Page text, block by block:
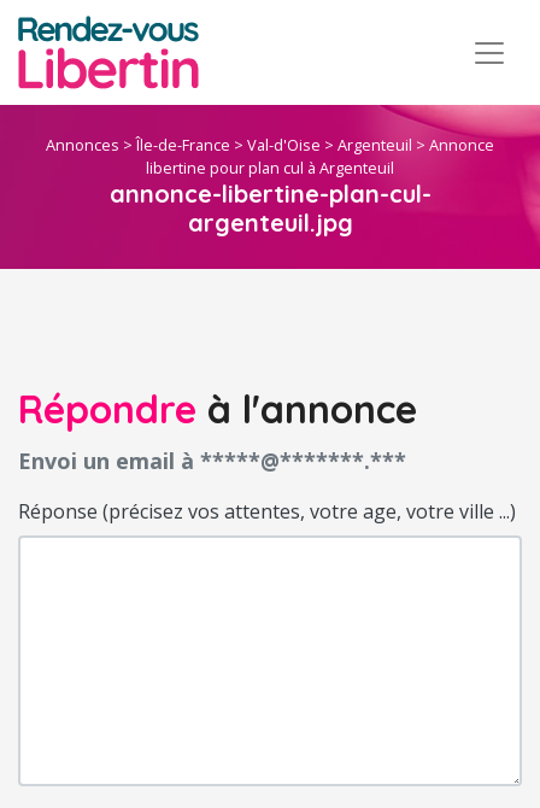
Annonces >Île-de-France > Val-d'Oise > Argenteuil > Annonce
libertine pour plan cul à Argenteuil
annonce-libertine-plan-cul-
argenteuil.jpg
Répondre à l'annonce
Envoi un email à *****@*******.***
Réponse (précisez vos attentes, votre age, votre ville ...)